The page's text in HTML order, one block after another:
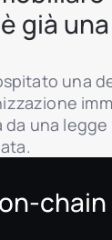
già
una
una legge
chain